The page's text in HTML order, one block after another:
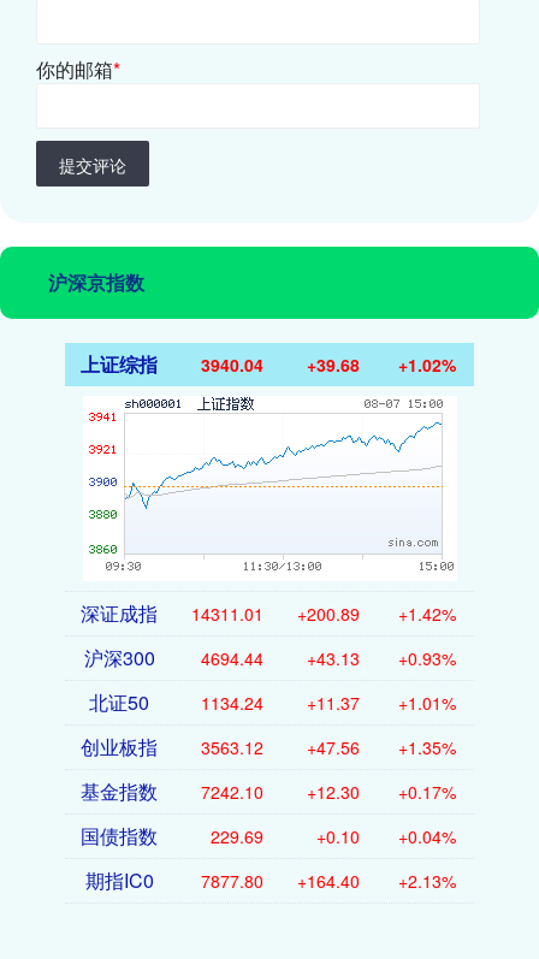
你的邮箱*
提交评论
沪深京指数
上证综指 3940.04 +39.68 +1.02%
深证成指 14311.01 +200.89 +1.42%
沪深300 4694.44 +43.13 +0.93%
北证50 1134.24 +11.37 +1.01%
创业板指 3563.12 +47.56 +1.35%
基金指数 7242.10 +12.30 +0.17%
国债指数 229.69 +0.10 +0.04%
期指IC0 7877.80 +164.40 +2.13%